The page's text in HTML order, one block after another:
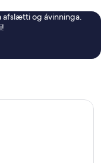
afslætti og ávinninga.